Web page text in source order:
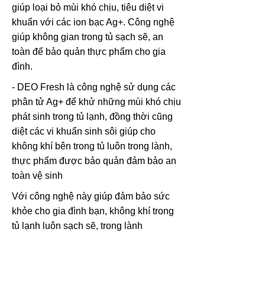
giúp loại bỏ mùi khó chịu, tiêu diệt vi
khuẩn với các ion bạc Ag+. Công nghệ
giúp không gian trong tủ sạch sẽ, an
toàn để bảo quản thực phẩm cho gia
đình.
- DEO Fresh là công nghệ sử dụng các
phân tử Ag+ để khử những mùi khó chịu
phát sinh trong tủ lạnh, đồng thời cũng
diệt các vi khuẩn sinh sôi giúp cho
không khí bên trong tủ luôn trong lành,
thực phẩm được bảo quản đảm bảo an
toàn vệ sinh
Với công nghệ này giúp đảm bảo sức
khỏe cho gia đình bạn, không khí trong
tủ lạnh luôn sạch sẽ, trong lành